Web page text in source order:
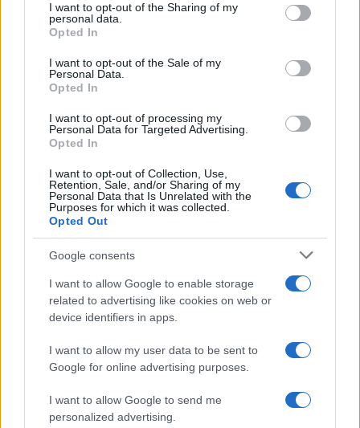
not limited to your visit or usage behaviour. You may click to
grant or deny consent to Google and its third-party tags to
use your data for below specified purposes in below Google
consent section.
I want to opt-out of the Sharing of my
personal data.
Opted In
I want to opt-out of the Sale of my
Personal Data.
Opted In
I want to opt-out of processing my
Personal Data for Targeted Advertising.
Opted In
I want to opt-out of Collection, Use,
Retention, Sale, and/or Sharing of my
Personal Data that Is Unrelated with the
Purposes for which it was collected.
Opted Out
Google consents
I want to allow Google to enable storage
related to advertising like cookies on web or
device identifiers in apps.
I want to allow my user data to be sent to
Google for online advertising purposes.
I want to allow Google to send me
personalized advertising.
maschile. Con completi leggeri, camicie preppy e
un trench in cashmere, il film ha catapultato
AUTORE
Staff